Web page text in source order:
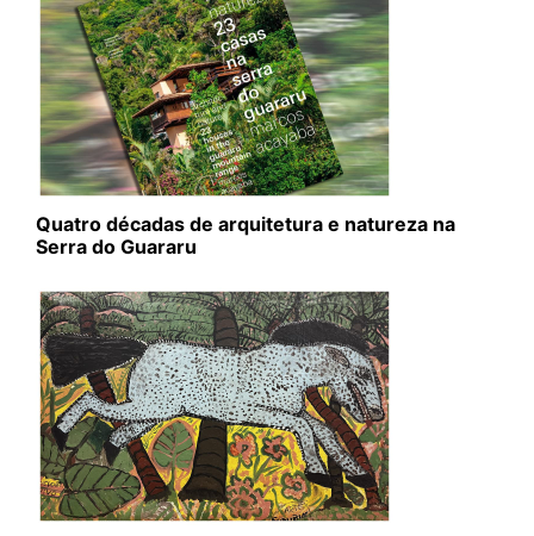
Quatro décadas de arquitetura e natureza na
Serra do Guararu